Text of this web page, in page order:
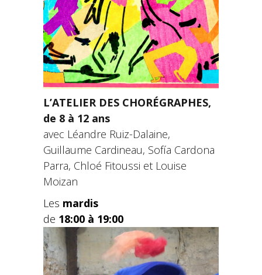
L’ATELIER DES CHORÉGRAPHES,
de 8 à 12 ans
avec Léandre Ruiz-Dalaine,
Guillaume Cardineau, Sofía Cardona
Parra, Chloé Fitoussi et Louise
Moizan
Les mardis
de 18:00 à 19:00